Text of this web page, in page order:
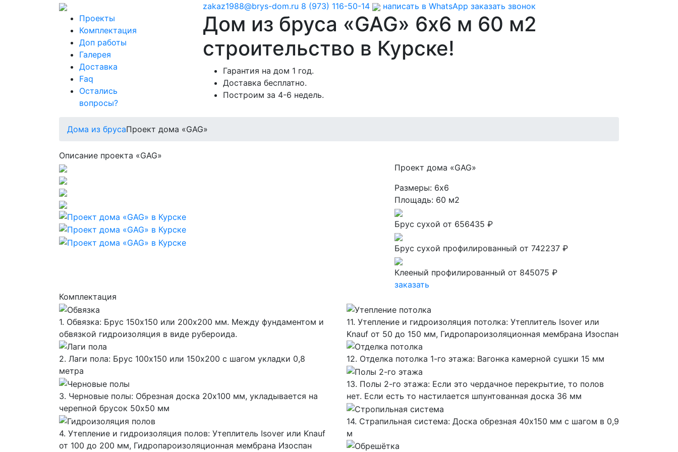
Проекты
Комплектация
Доп работы
Галерея
Доставка
Faq
Остались
вопросы?
zakaz1988@brys-dom.ru 8 (973) 116-50-14 написать в WhatsApp заказать звонок
Дом из бруса «GAG» 6х6 м 60 м2
строительство в Курске!
Гарантия на дом 1 год.
Доставка бесплатно.
Построим за 4-6 недель.
Дома из брусаПроект дома «GAG»
Описание проекта «GAG»
Проект дома «GAG»
Размеры: 6х6
Площадь: 60 м2
Брус сухой от 656435 ₽
Брус сухой профилированный от 742237 ₽
Клееный профилированный от 845075 ₽
заказать
Комплектация
1. Обвязка: Брус 150х150 или 200х200 мм. Между фундаментом и
обвязкой гидроизоляция в виде рубероида.
2. Лаги пола: Брус 100х150 или 150х200 с шагом укладки 0,8
метра
3. Черновые полы: Обрезная доска 20х100 мм, укладывается на
черепной брусок 50х50 мм
4. Утепление и гидроизоляция полов: Утеплитель Isover или Knauf
от 100 до 200 мм, Гидропароизоляционная мембрана Изоспан
11. Утепление и гидроизоляция потолка: Утеплитель Isover или
Knauf от 50 до 150 мм, Гидропароизоляционная мембрана Изоспан
12. Отделка потолка 1-го этажа: Вагонка камерной сушки 15 мм
13. Полы 2-го этажа: Если это чердачное перекрытие, то полов
нет. Если есть то настилается шпунтованная доска 36 мм
14. Страпильная система: Доска обрезная 40х150 мм с шагом в 0,9
м